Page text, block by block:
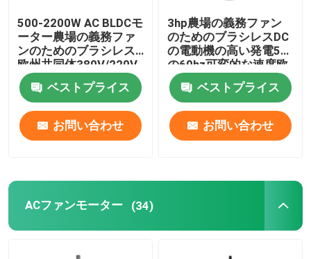
電動機のコンデンサー
永久マグネットブラシをかけられたDCモーター
常磁気同期モーター
500-2200W AC BLDCモ
ーター農場の義務ファ
ンのためのブラシレス
欧州共同体380V/220V
の高い発電の可変的な
速度 ベストプライス
お問い合わせ
3hp農場の義務ファン
のためのブラシレスDC
の電動機の高い発電50
の60hz可変的な速度欧
州共同体
ベストプライス
お問い合わせ
ACファンモーター (34)